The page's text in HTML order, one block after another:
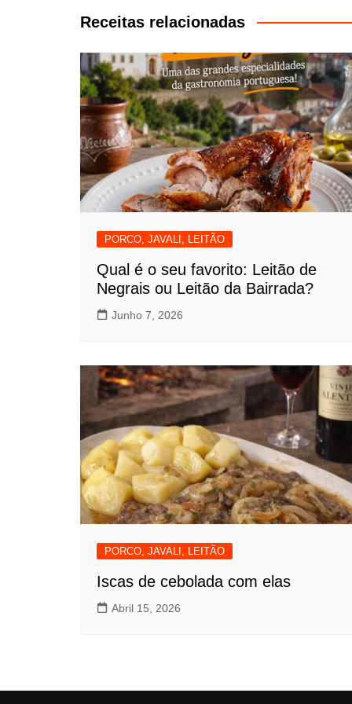
artigos
Receitas relacionadas
PORCO, JAVALI, LEITÃO
Qual é o seu favorito: Leitão de
Negrais ou Leitão da Bairrada?
Junho 7, 2026
PORCO, JAVALI, LEITÃO
Iscas de cebolada com elas
Abril 15, 2026